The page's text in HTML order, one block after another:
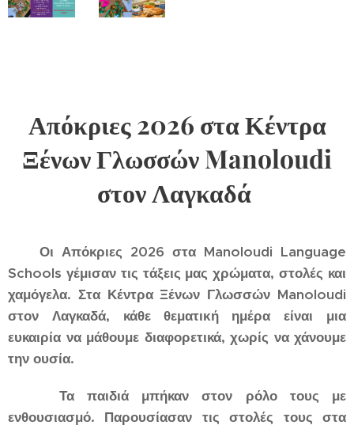
Απόκριες 2026 στα Κέντρα
Ξένων Γλωσσών Manoloudi
στον Λαγκαδά
Οι Απόκριες 2026 στα Manoloudi Language
Schools γέμισαν τις τάξεις μας χρώματα, στολές και
χαμόγελα. Στα Κέντρα Ξένων Γλωσσών Manoloudi
στον Λαγκαδά, κάθε θεματική ημέρα είναι μια
ευκαιρία να μάθουμε διαφορετικά, χωρίς να χάνουμε
την ουσία.
Τα παιδιά μπήκαν στον ρόλο τους με
ενθουσιασμό. Παρουσίασαν τις στολές τους στα